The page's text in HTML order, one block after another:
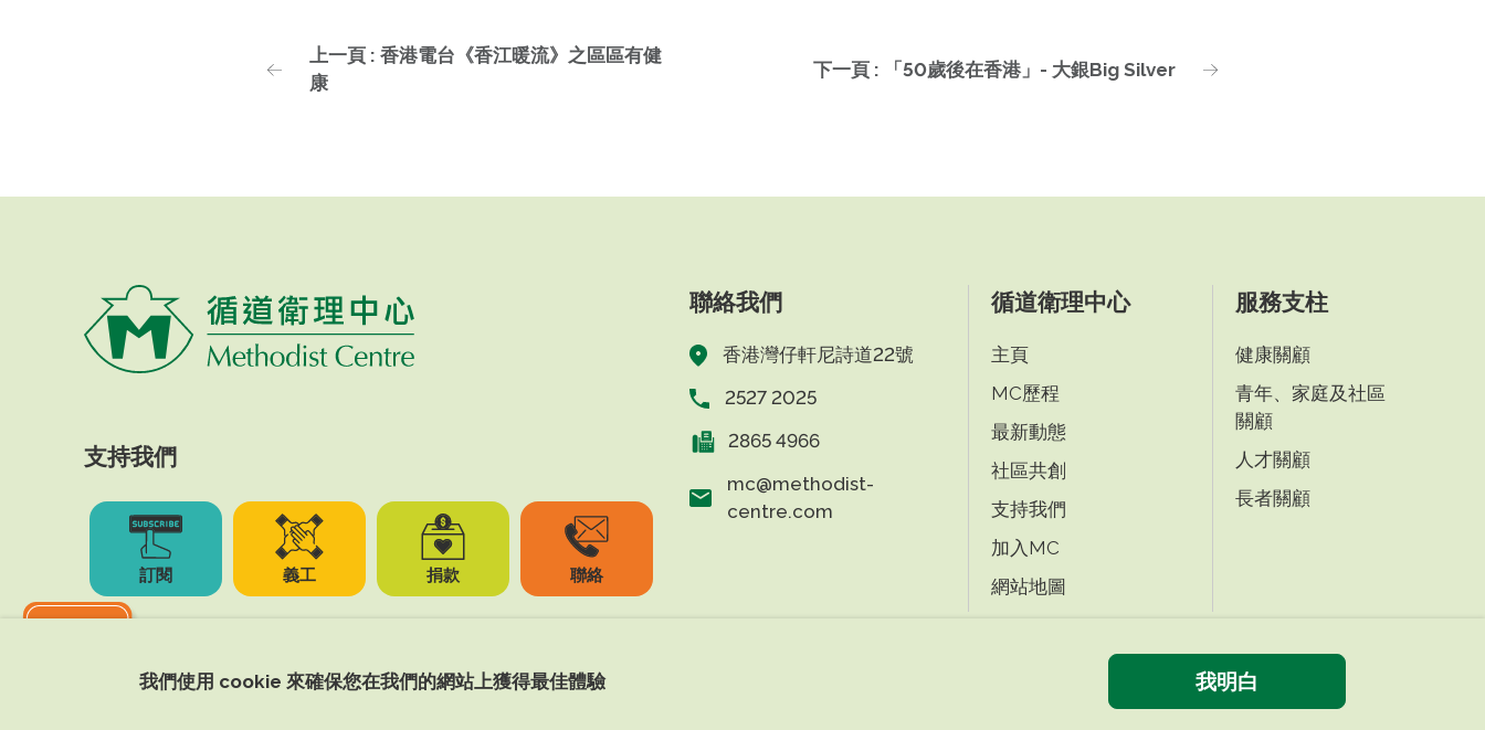
上一頁 : 香港電台《香江暖流》之區區有健
康
下一頁 : 「50歲後在香港」- 大銀Big Silver
支持我們
訂閱 義工 捐款 聯絡
聯絡我們
香港灣仔軒尼詩道22號
2527 2025
2865 4966
mc@methodist-
centre.com
循道衛理中心
主頁
MC歷程
最新動態
社區共創
支持我們
加入MC
網站地圖
服務支柱
健康關顧
青年、家庭及社區
關顧
人才關顧
長者關顧
免責條款 無障礙網頁
我們使用 cookie 來確保您在我們的網站上獲得最佳體驗 我明白